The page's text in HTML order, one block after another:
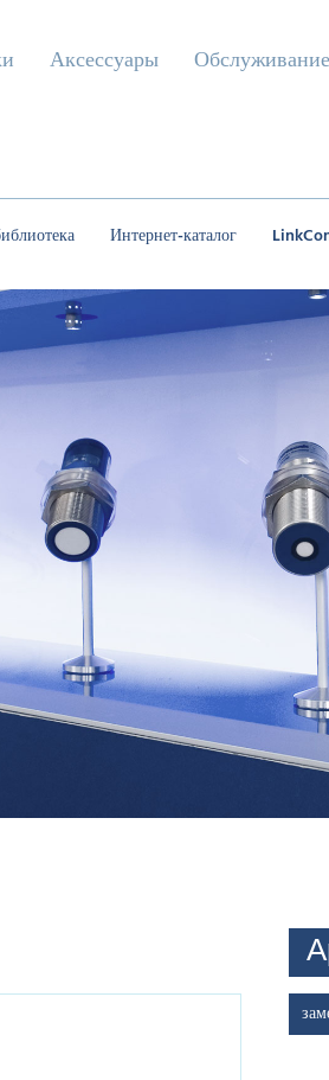
Аксессуары Обслуживание
Интернет-каталог